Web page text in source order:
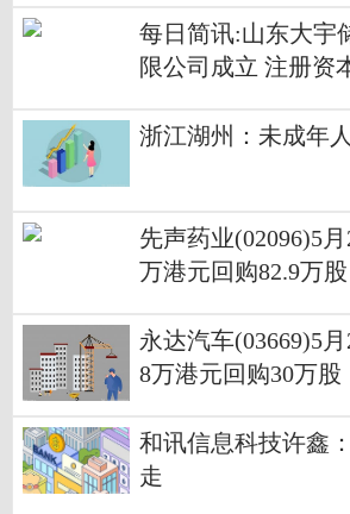
每日简讯:山东大宇
限公司成立 注册资
浙江湖州：未成年
先声药业(02096)5
万港元回购82.9万股
永达汽车(03669)5
8万港元回购30万股
和讯信息科技许鑫
走